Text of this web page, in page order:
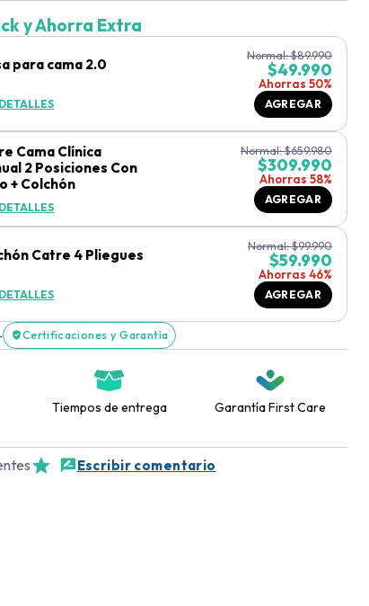
y Ahorra Extra
para cama 2.0 Normal:$89.990
$49.990
Ahorras 50%
AGREGAR
Cama Clínica
2 Posiciones Con
+ Colchón
Normal:$659.980
$309.990
Ahorras 58%
AGREGAR
Catre 4 Pliegues Normal:$99.990
$59.990
Ahorras 46%
AGREGAR
Certificaciones y Garantía
Tiempos de entrega Garantía First Care
Escribir comentario